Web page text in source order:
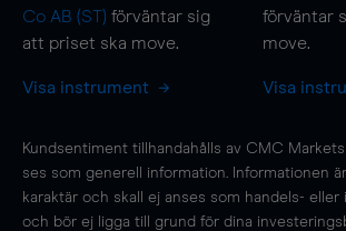
Co AB (ST) förväntar sig
att priset ska move.
Visa instrument
förväntar
move.
Visa
Kundsentiment tillhandahålls av CMC
ses som generell information. Informationen
karaktär och skall ej anses som handels- eller
och bör ej ligga till grund för dina